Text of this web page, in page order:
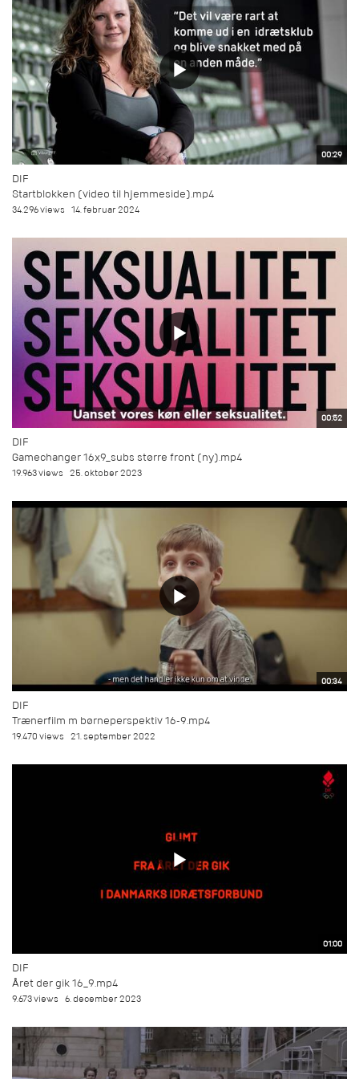
00:29
DIF
Startblokken (video til hjemmeside).mp4
34.296 views 14. februar 2024
00:52
DIF
Gamechanger 16x9_subs større front (ny).mp4
19.963 views 25. oktober 2023
00:34
DIF
Trænerfilm m børneperspektiv 16-9.mp4
19.470 views 21. september 2022
01:00
DIF
Året der gik 16_9.mp4
9.673 views 6. december 2023